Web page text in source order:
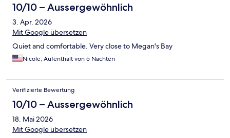
10/10 – Aussergewöhnlich
3. Apr. 2026
Mit Google übersetzen
Quiet and comfortable. Very close to Megan's Bay
Nicole, Aufenthalt von 5 Nächten
Verifizierte Bewertung
10/10 – Aussergewöhnlich
18. Mai 2026
Mit Google übersetzen